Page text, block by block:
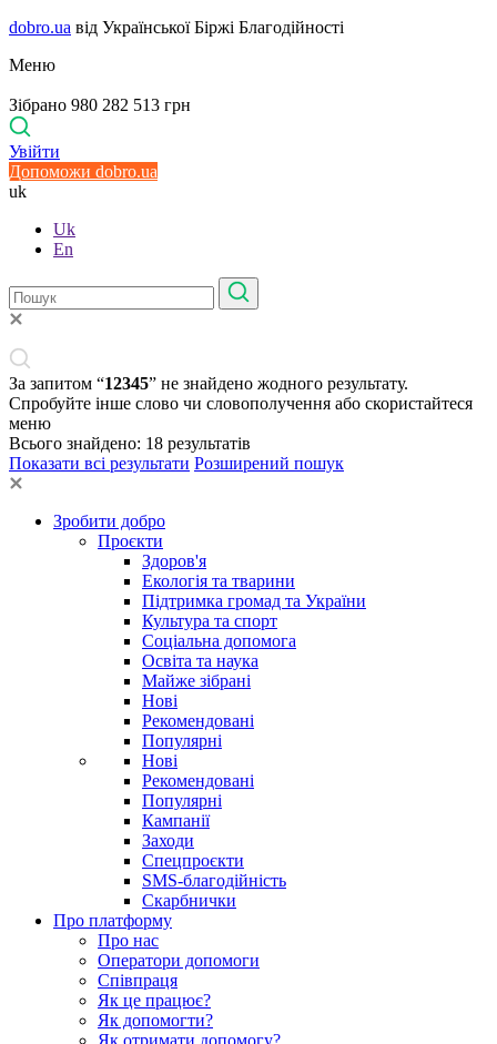
dobro.ua від Української Біржі Благодійності
Меню
Зібрано 980 282 513 грн
Увійти
Допоможи dobro.ua
uk
Uk
En
За запитом “12345” не знайдено жодного результату.
Спробуйте інше слово чи словополучення або скористайтеся
меню
Всього знайдено: 18 результатів
Показати всі результати Розширений пошук
Зробити добро
Проєкти
Здоров'я
Екологія та тварини
Підтримка громад та України
Культура та спорт
Соціальна допомога
Освіта та наука
Майже зібрані
Нові
Рекомендовані
Популярні
Нові
Рекомендовані
Популярні
Кампанії
Заходи
Спецпроєкти
SMS-благодійність
Скарбнички
Про платформу
Про нас
Оператори допомоги
Співпраця
Як це працює?
Як допомогти?
Як отримати допомогу?